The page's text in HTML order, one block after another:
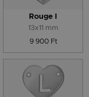
Rouge I
13x11 mm
9 900 Ft